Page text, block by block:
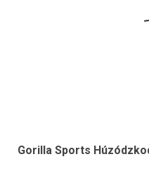
Gorilla Sports